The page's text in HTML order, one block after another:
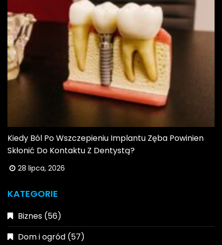
Kiedy Ból Po Wszczepieniu Implantu Zęba Powinien
Skłonić Do Kontaktu Z Dentystą?
28 lipca, 2026
KATEGORIE
Biznes (56)
Dom i ogród (57)